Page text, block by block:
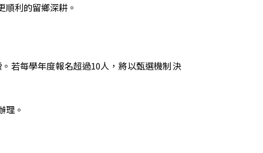
利的留鄉深耕。
若每學年度報名超過10人，將以甄選機制決
理。